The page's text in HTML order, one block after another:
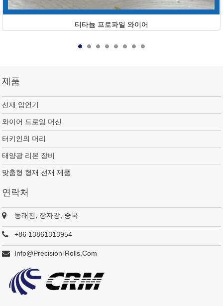
티타늄 프로파일 와이어
제품
선재 압연기
와이어 드로잉 머신
터키인의 머리
태양광 리본 장비
맞춤형 형재 선재 제품
연락처
동래진, 장자강, 중국
+86 13861313954
Info@precision-Rolls.com